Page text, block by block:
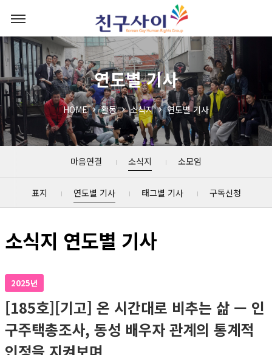
연도별 기사
HOME 활동 소식지 연도별 기사
마음연결 소식지 소모임
표지 연도별 기사 태그별 기사 구독신청
소식지 연도별 기사
2025년
[185호][기고] 온 시간대로 비추는 삶 — 인
구주택총조사, 동성 배우자 관계의 통계적